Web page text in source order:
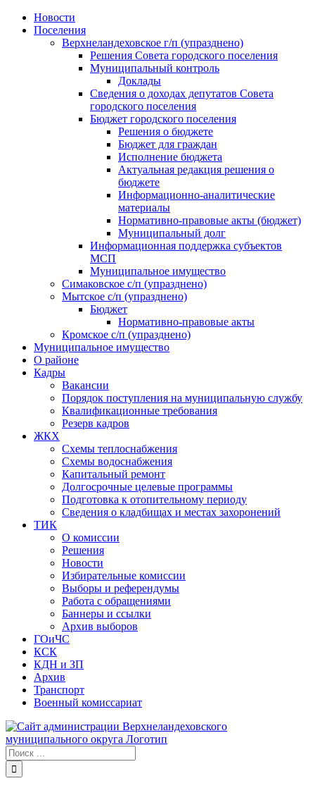
Skip
Новости
Поселения
Верхнеландеховское г/п (упразднено)
Решения Совета городского поселения
Муниципальный контроль
Доклады
Сведения о доходах депутатов Совета
городского поселения
Бюджет городского поселения
Решения о бюджете
Бюджет для граждан
Исполнение бюджета
Актуальная редакция решения о
бюджете
Информационно-аналитические
материалы
Нормативно-правовые акты (бюджет)
Муниципальный долг
Информационная поддержка субъектов
МСП
Муниципальное имущество
Симаковское с/п (упразднено)
Мытское с/п (упразднено)
Бюджет
Нормативно-правовые акты
Кромское с/п (упразднено)
Муниципальное имущество
О районе
Кадры
Вакансии
Порядок поступления на муниципальную службу
Квалификационные требования
Резерв кадров
ЖКХ
Схемы теплоснабжения
Схемы водоснабжения
Капитальный ремонт
Долгосрочные целевые программы
Подготовка к отопительному периоду
Сведения о кладбищах и местах захоронений
ТИК
О комиссии
Решения
Новости
Избирательные комиссии
Выборы и референдумы
Работа с обращениями
Баннеры и ссылки
Архив выборов
ГОиЧС
КСК
КДН и ЗП
Архив
Транспорт
Военный комиссариат
Результат
поиска: